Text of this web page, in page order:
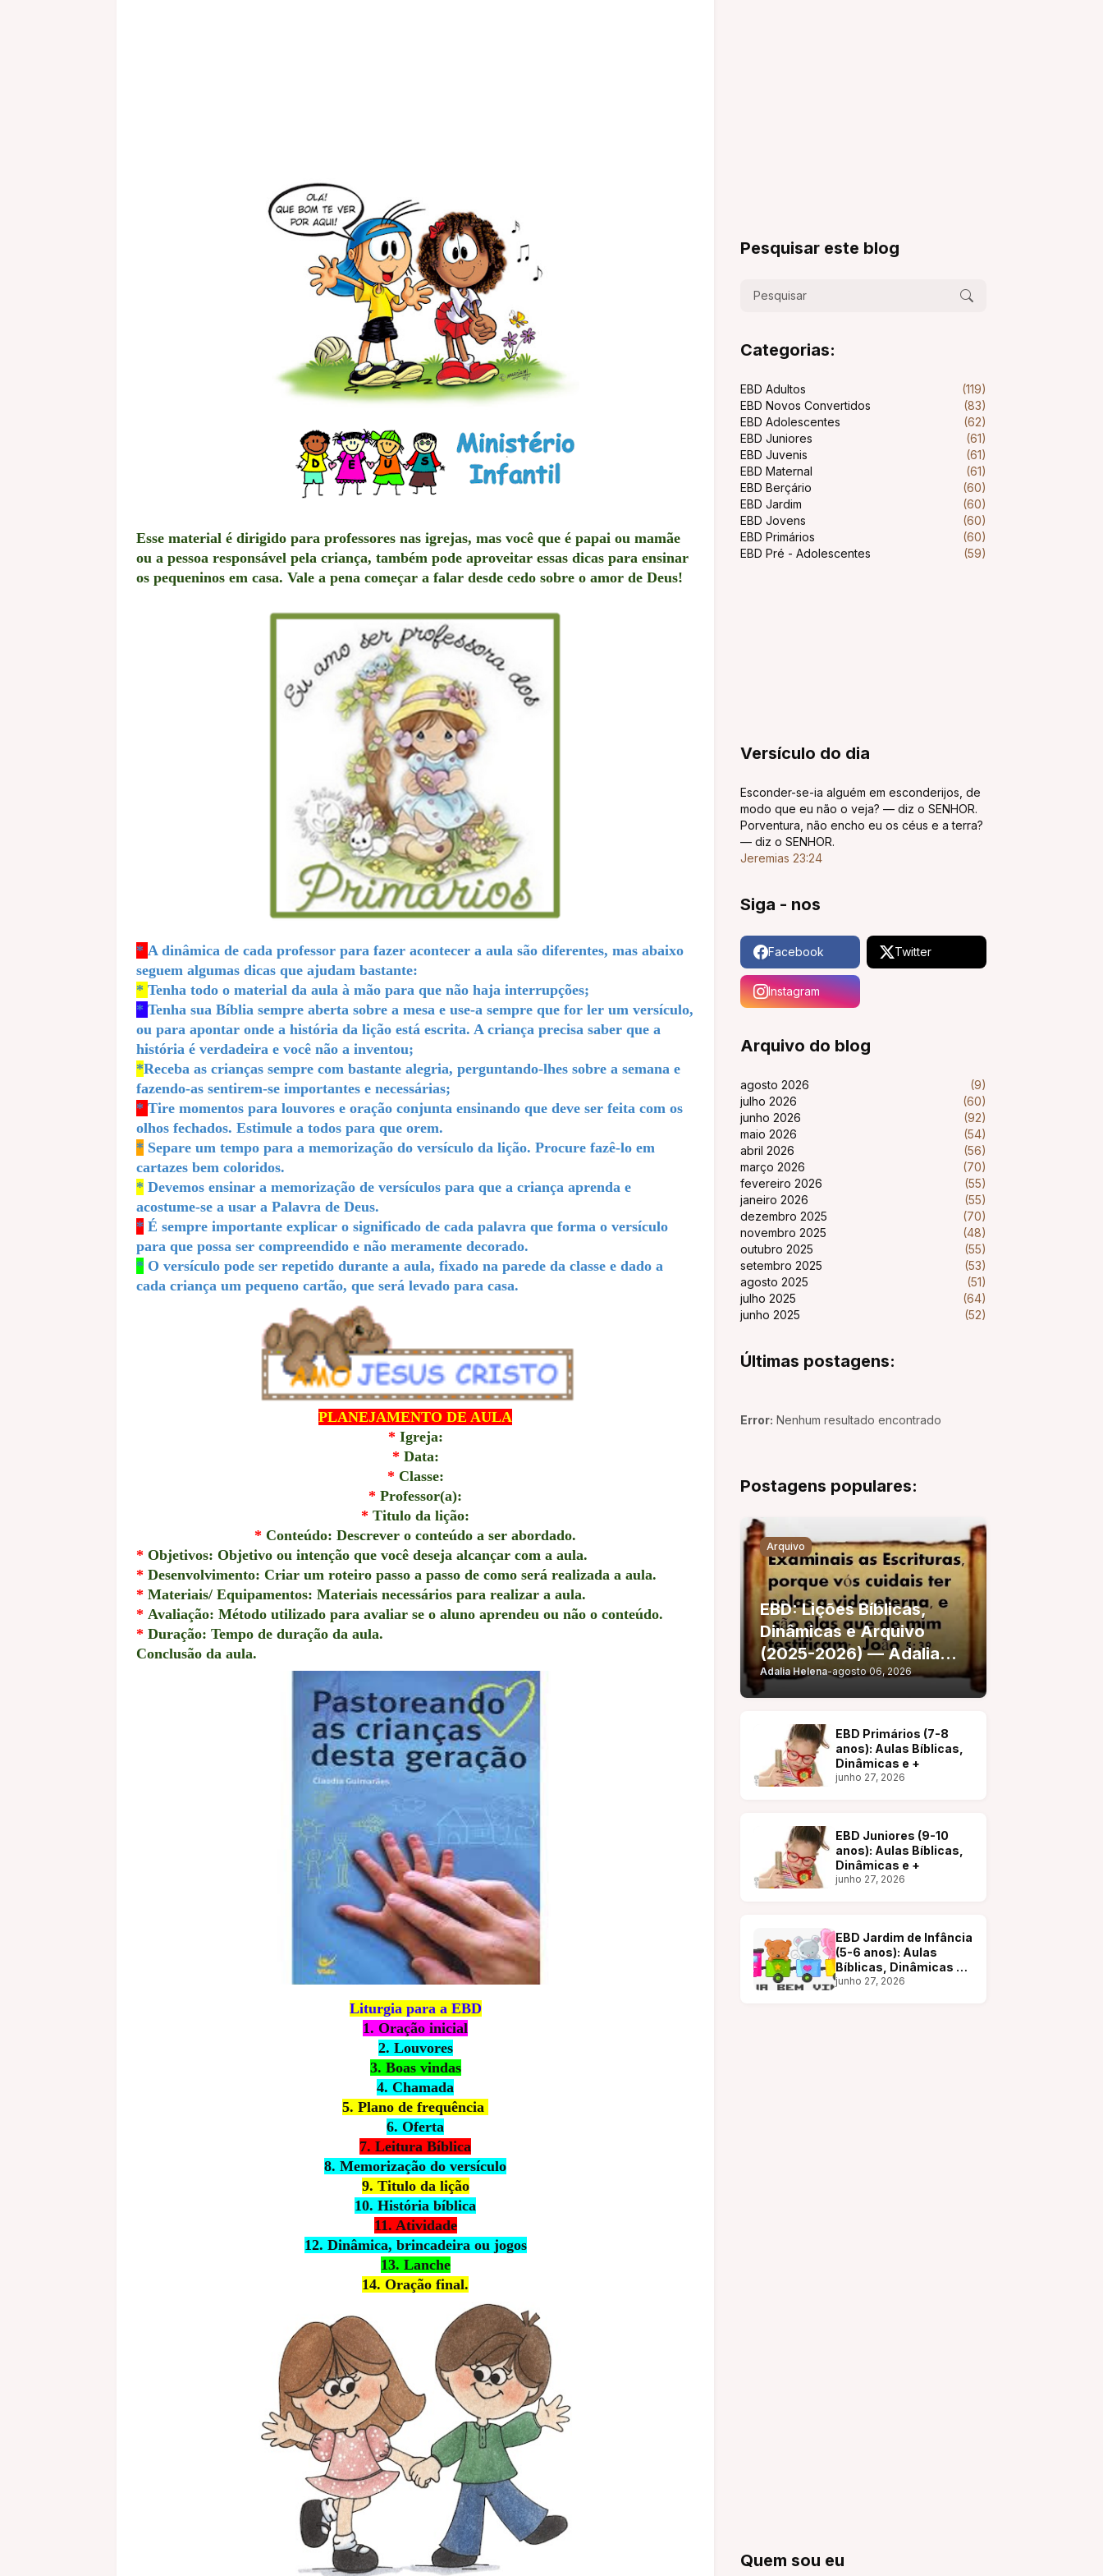
Esse material é dirigido para professores nas igrejas, mas você que é papai ou mamãe
ou a pessoa responsável pela criança, também pode aproveitar essas dicas para ensinar
os pequeninos em casa. Vale a pena começar a falar desde cedo sobre o amor de Deus!
* A dinâmica de cada professor para fazer acontecer a aula são diferentes, mas abaixo
seguem algumas dicas que ajudam bastante:
* Tenha todo o material da aula à mão para que não haja interrupções;
* Tenha sua Bíblia sempre aberta sobre a mesa e use-a sempre que for ler um versículo,
ou para apontar onde a história da lição está escrita. A criança precisa saber que a
história é verdadeira e você não a inventou;
*Receba as crianças sempre com bastante alegria, perguntando-lhes sobre a semana e
fazendo-as sentirem-se importantes e necessárias;
* Tire momentos para louvores e oração conjunta ensinando que deve ser feita com os
olhos fechados. Estimule a todos para que orem.
* Separe um tempo para a memorização do versículo da lição. Procure fazê-lo em
cartazes bem coloridos.
* Devemos ensinar a memorização de versículos para que a criança aprenda e
acostume-se a usar a Palavra de Deus.
* É sempre importante explicar o significado de cada palavra que forma o versículo
para que possa ser compreendido e não meramente decorado.
* O versículo pode ser repetido durante a aula, fixado na parede da classe e dado a
cada criança um pequeno cartão, que será levado para casa.
PLANEJAMENTO DE AULA
* Igreja:
* Data:
* Classe:
* Professor(a):
* Titulo da lição:
* Conteúdo: Descrever o conteúdo a ser abordado.
* Objetivos: Objetivo ou intenção que você deseja alcançar com a aula.
* Desenvolvimento: Criar um roteiro passo a passo de como será realizada a aula.
* Materiais/ Equipamentos: Materiais necessários para realizar a aula.
* Avaliação: Método utilizado para avaliar se o aluno aprendeu ou não o conteúdo.
* Duração: Tempo de duração da aula.
Conclusão da aula.
Liturgia para a EBD
1. Oração inicial
2. Louvores
3. Boas vindas
4. Chamada
5. Plano de frequência
6. Oferta
7. Leitura Bíblica
8. Memorização do versículo
9. Titulo da lição
10. História bíblica
11. Atividade
12. Dinâmica, brincadeira ou jogos
13. Lanche
14. Oração final.
Pesquisar este blog
Categorias:
EBD Adultos
(119)
EBD Novos Convertidos
(83)
EBD Adolescentes
(62)
EBD Juniores
(61)
EBD Juvenis
(61)
EBD Maternal
(61)
EBD Berçário
(60)
EBD Jardim
(60)
EBD Jovens
(60)
EBD Primários
(60)
EBD Pré - Adolescentes
(59)
Versículo do dia
Esconder-se-ia alguém em esconderijos, de
modo que eu não o veja? — diz o SENHOR.
Porventura, não encho eu os céus e a terra?
— diz o SENHOR.
Jeremias 23:24
Siga - nos
Facebook Twitter
Instagram
Arquivo do blog
agosto 2026
(9)
julho 2026
(60)
junho 2026
(92)
maio 2026
(54)
abril 2026
(56)
março 2026
(70)
fevereiro 2026
(55)
janeiro 2026
(55)
dezembro 2025
(70)
novembro 2025
(48)
outubro 2025
(55)
setembro 2025
(53)
agosto 2025
(51)
julho 2025
(64)
junho 2025
(52)
Últimas postagens:
Error: Nenhum resultado encontrado
Postagens populares:
Arquivo
EBD: Lições Bíblicas,
Dinâmicas e Arquivo
(2025-2026) — Adalia
Helena
Adalia Helena-agosto 06, 2026
EBD Primários (7-8
anos): Aulas Bíblicas,
Dinâmicas e +
junho 27, 2026
EBD Juniores (9-10
anos): Aulas Bíblicas,
Dinâmicas e +
junho 27, 2026
EBD Jardim de Infância
(5-6 anos): Aulas
Bíblicas, Dinâmicas e
+
junho 27, 2026
Quem sou eu